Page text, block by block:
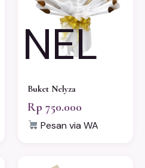
NEL
Buket Nelyza
Rp 750.000
Pesan via WA